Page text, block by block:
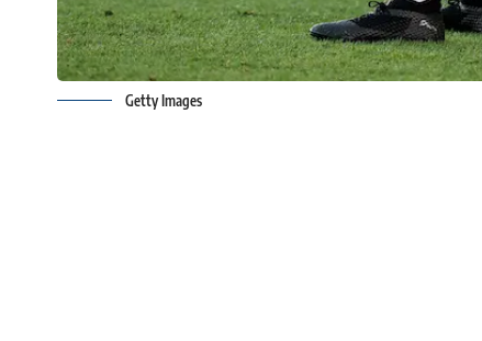
Getty Images